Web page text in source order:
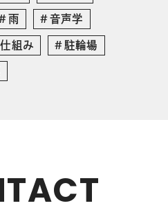
雨 音声学
組み 駐輪場